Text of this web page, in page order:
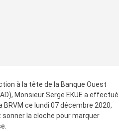
à la tête de la Banque Ouest
Monsieur Serge EKUE a effectué
ce lundi 07 décembre 2020,
la cloche pour marquer